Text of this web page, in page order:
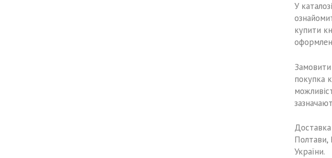
У каталозі
купити
покупка
Полтави,
України.